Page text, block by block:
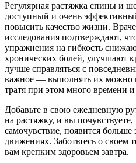
Регулярная растяжка спины и
доступный и очень
повысить качество жизни.
исследования подтверждают,
упражнения на гибкость
хронических болей, улучшают
лучше справляться с
важное — выполнять их можно
тратя при этом много времени и
Добавьте в свою ежедневную
на растяжку, и вы
самочувствие, появится
движениях. Заботьтесь о своем
вам крепким здоровьем завтра.